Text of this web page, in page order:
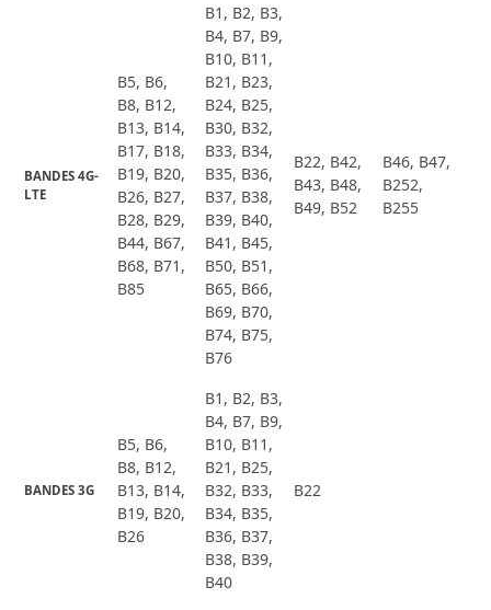
BANDES 4G-
LTE
B5, B6,
B8, B12,
B13, B14,
B17, B18,
B19, B20,
B26, B27,
B28, B29,
B44, B67,
B68, B71,
B85
B1, B2, B3,
B4, B7, B9,
B10, B11,
B21, B23,
B24, B25,
B30, B32,
B33, B34,
B35, B36,
B37, B38,
B39, B40,
B41, B45,
B50, B51,
B65, B66,
B69, B70,
B74, B75,
B76
B22, B42,
B43, B48,
B49, B52
B46, B47,
B252,
B255
BANDES 3G
B5, B6,
B8, B12,
B13, B14,
B19, B20,
B26
B1, B2, B3,
B4, B7, B9,
B10, B11,
B21, B25,
B32, B33,
B34, B35,
B36, B37,
B38, B39,
B40
B22